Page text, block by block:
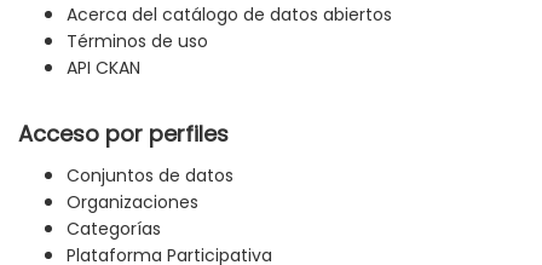
Acerca del catálogo de datos abiertos
Términos de uso
API CKAN
Acceso por perfiles
Conjuntos de datos
Organizaciones
Categorías
Plataforma Participativa